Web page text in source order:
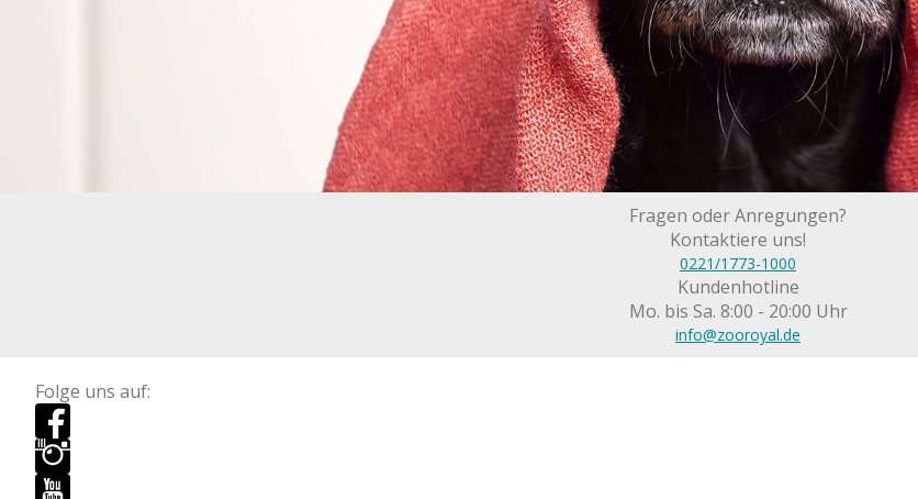
Fragen oder Anregungen?
Kontaktiere uns!
0221/1773-1000
Kundenhotline
Mo. bis Sa. 8:00 - 20:00 Uhr
info@zooroyal.de
Folge uns auf: